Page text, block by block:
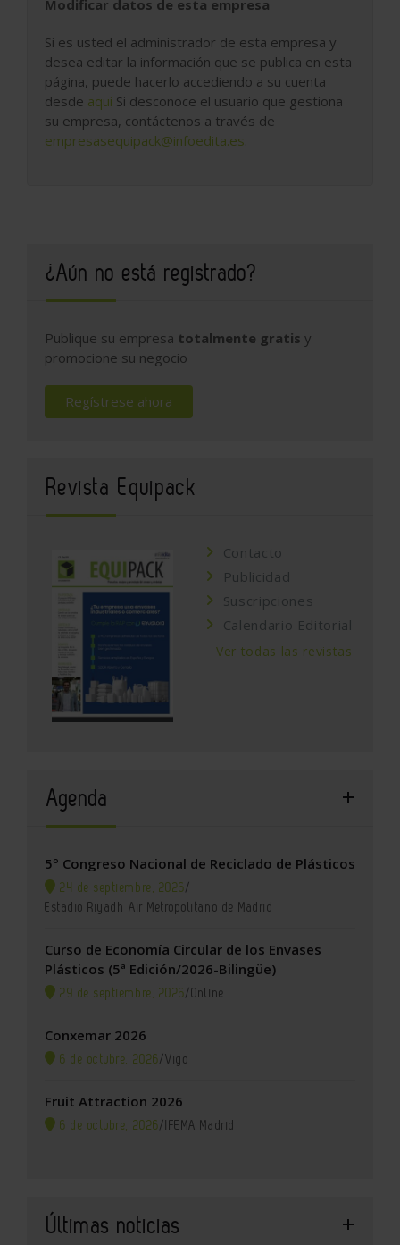
Modificar datos de esta empresa
Si es usted el administrador de esta empresa y
desea editar la información que se publica en esta
página, puede hacerlo accediendo a su cuenta
desde aquí Si desconoce el usuario que gestiona
su empresa, contáctenos a través de
empresasequipack@infoedita.es.
¿Aún no está registrado?
Publique su empresa totalmente gratis y
promocione su negocio
Regístrese ahora
Revista Equipack
Contacto
Publicidad
Suscripciones
Calendario Editorial
Ver todas las revistas
Agenda
5º Congreso Nacional de Reciclado de Plásticos
24 de septiembre, 2026/
Estadio Riyadh Air Metropolitano de Madrid
Curso de Economía Circular de los Envases
Plásticos (5ª Edición/2026-Bilingüe)
29 de septiembre, 2026/Online
Conxemar 2026
6 de octubre, 2026/Vigo
Fruit Attraction 2026
6 de octubre, 2026/IFEMA Madrid
Últimas noticias